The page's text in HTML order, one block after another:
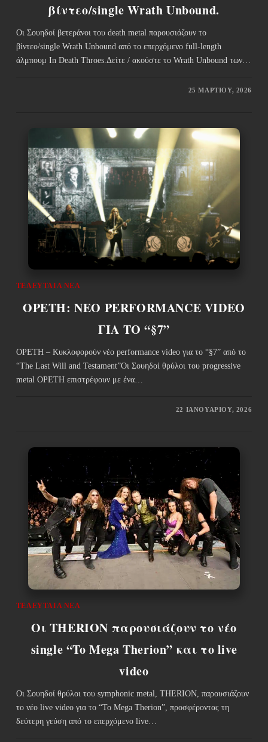
βίντεο/single Wrath Unbound.
Οι Σουηδοί βετεράνοι του death metal παρουσιάζουν το
βίντεο/single Wrath Unbound από το επερχόμενο full-length
άλμπουμ In Death Throes.Δείτε / ακούστε το Wrath Unbound των…
25 ΜΑΡΤΊΟΥ, 2026
ΤΕΛΕΥΤΑΊΑ ΝΈΑ
OPETH: ΝΕΟ PERFORMANCE VIDEO
ΓΙΑ ΤΟ “§7”
OPETH – Κυκλοφορούν νέο performance video για το “§7” από το
“The Last Will and Testament”Οι Σουηδοί θρύλοι του progressive
metal OPETH επιστρέφουν με ένα…
22 ΙΑΝΟΥΑΡΊΟΥ, 2026
ΤΕΛΕΥΤΑΊΑ ΝΈΑ
Οι THERION παρουσιάζουν το νέο
single “To Mega Therion” και το live
video
Οι Σουηδοί θρύλοι του symphonic metal, THERION, παρουσιάζουν
το νέο live video για το “To Mega Therion”, προσφέροντας τη
δεύτερη γεύση από το επερχόμενο live…